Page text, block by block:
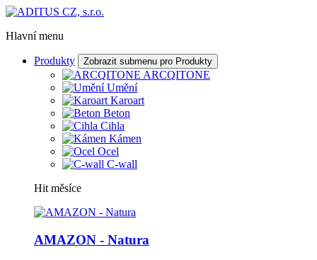
Hlavní menu
Produkty Zobrazit submenu pro Produkty
ARCQITONE
Umění
Karoart
Beton
Cihla
Kámen
Ocel
C-wall
Hit měsíce
AMAZON - Natura